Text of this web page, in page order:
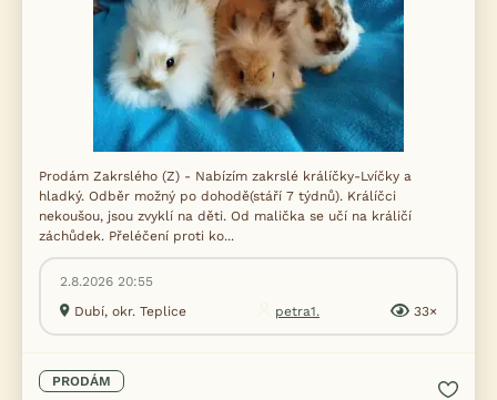
Prodám Zakrslého (Z) - Nabízím zakrslé králíčky-Lvíčky a
hladký. Odběr možný po dohodě(stáří 7 týdnů). Králíčci
nekoušou, jsou zvyklí na děti. Od malička se učí na králičí
záchůdek. Přeléčení proti ko...
2.8.2026 20:55
Dubí, okr. Teplice
petra1. 33×
PRODÁM